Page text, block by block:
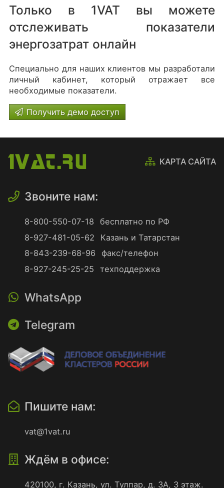
Только в 1VAT вы можете
отслеживать показатели
энергозатрат онлайн
Специально для наших клиентов мы разработали
личный кабинет, который отражает все
необходимые показатели.
Получить демо доступ
КАРТА САЙТА
Звоните нам:
8-800-550-07-18
бесплатно по РФ
8-927-481-05-62
Казань и Татарстан
8-843-239-68-96
факс/телефон
8-927-245-25-25
техподдержка
WhatsApp
Telegram
Пишите нам:
vat@1vat.ru
Ждём в офисе:
420100, г. Казань,ул. Тулпар, д. 3А, 3 этаж.